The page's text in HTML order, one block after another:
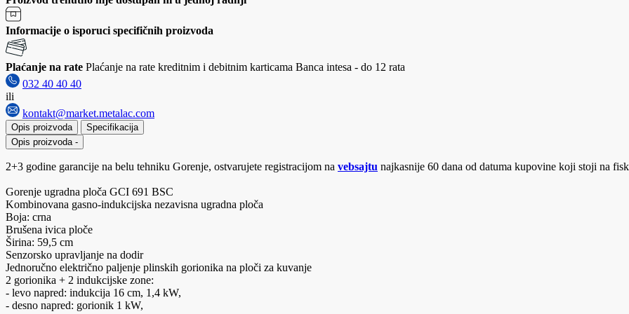
Informacije o isporuci specifičnih proizvoda
Plaćanje na rate Plaćanje na rate kreditnim i debitnim karticama Banca intesa - do 12 rata
032 40 40 40
ili
kontakt@market.metalac.com
Opis proizvoda
Specifikacija
Opis proizvoda -
2+3 godine garancije na belu tehniku Gorenje, ostvarujete registracijom na vebsajtu najkasnije 60 dana od datuma kupovine koji stoji na
Gorenje ugradna ploča GCI 691 BSC
Kombinovana gasno-indukcijska nezavisna ugradna ploča
Boja: crna
Brušena ivica ploče
Širina: 59,5 cm
Senzorsko upravljanje na dodir
Jednoručno električno paljenje plinskih gorionika na ploči za kuvanje
2 gorionika + 2 indukcijske zone:
- levo napred: indukcija 16 cm, 1,4 kW,
- desno napred: gorionik 1 kW,